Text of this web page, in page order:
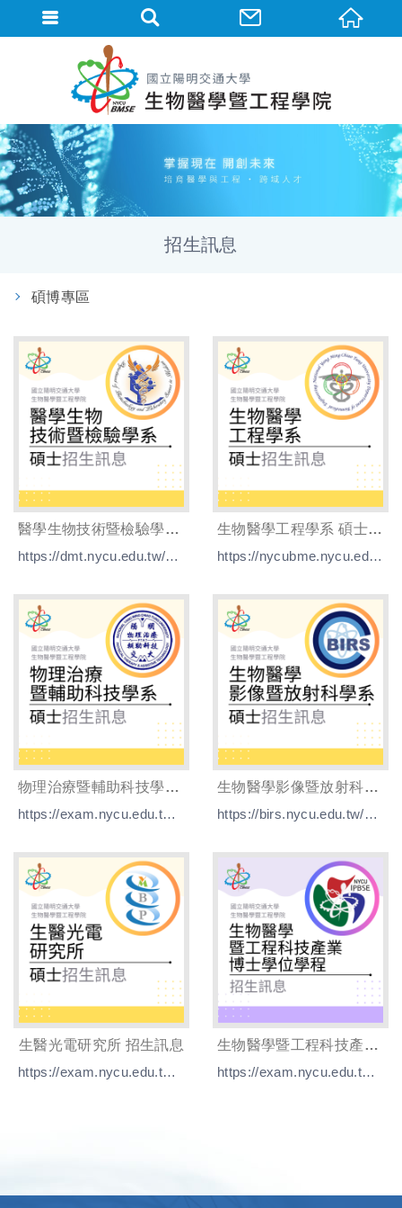
招生訊息
碩博專區
醫學生物技術暨檢驗學系 碩士招生訊息
https://dmt.nycu.edu.tw/研究所/
生物醫學工程學系 碩士招生訊息
https://nycubme.nycu.edu.tw/招生/大學生專區
物理治療暨輔助科技學系 碩士招生訊息
https://exam.nycu.edu.tw/ma-me.php
生物醫學影像暨放射科學系 碩士招生訊息
https://birs.nycu.edu.tw/?page_id=340
生醫光電研究所 招生訊息
https://exam.nycu.edu.tw/ma-me.php
生物醫學暨工程科技產業博士學位學程 招生訊息
https://exam.nycu.edu.tw/dr-me.php